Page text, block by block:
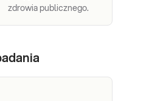
zdrowia publicznego.